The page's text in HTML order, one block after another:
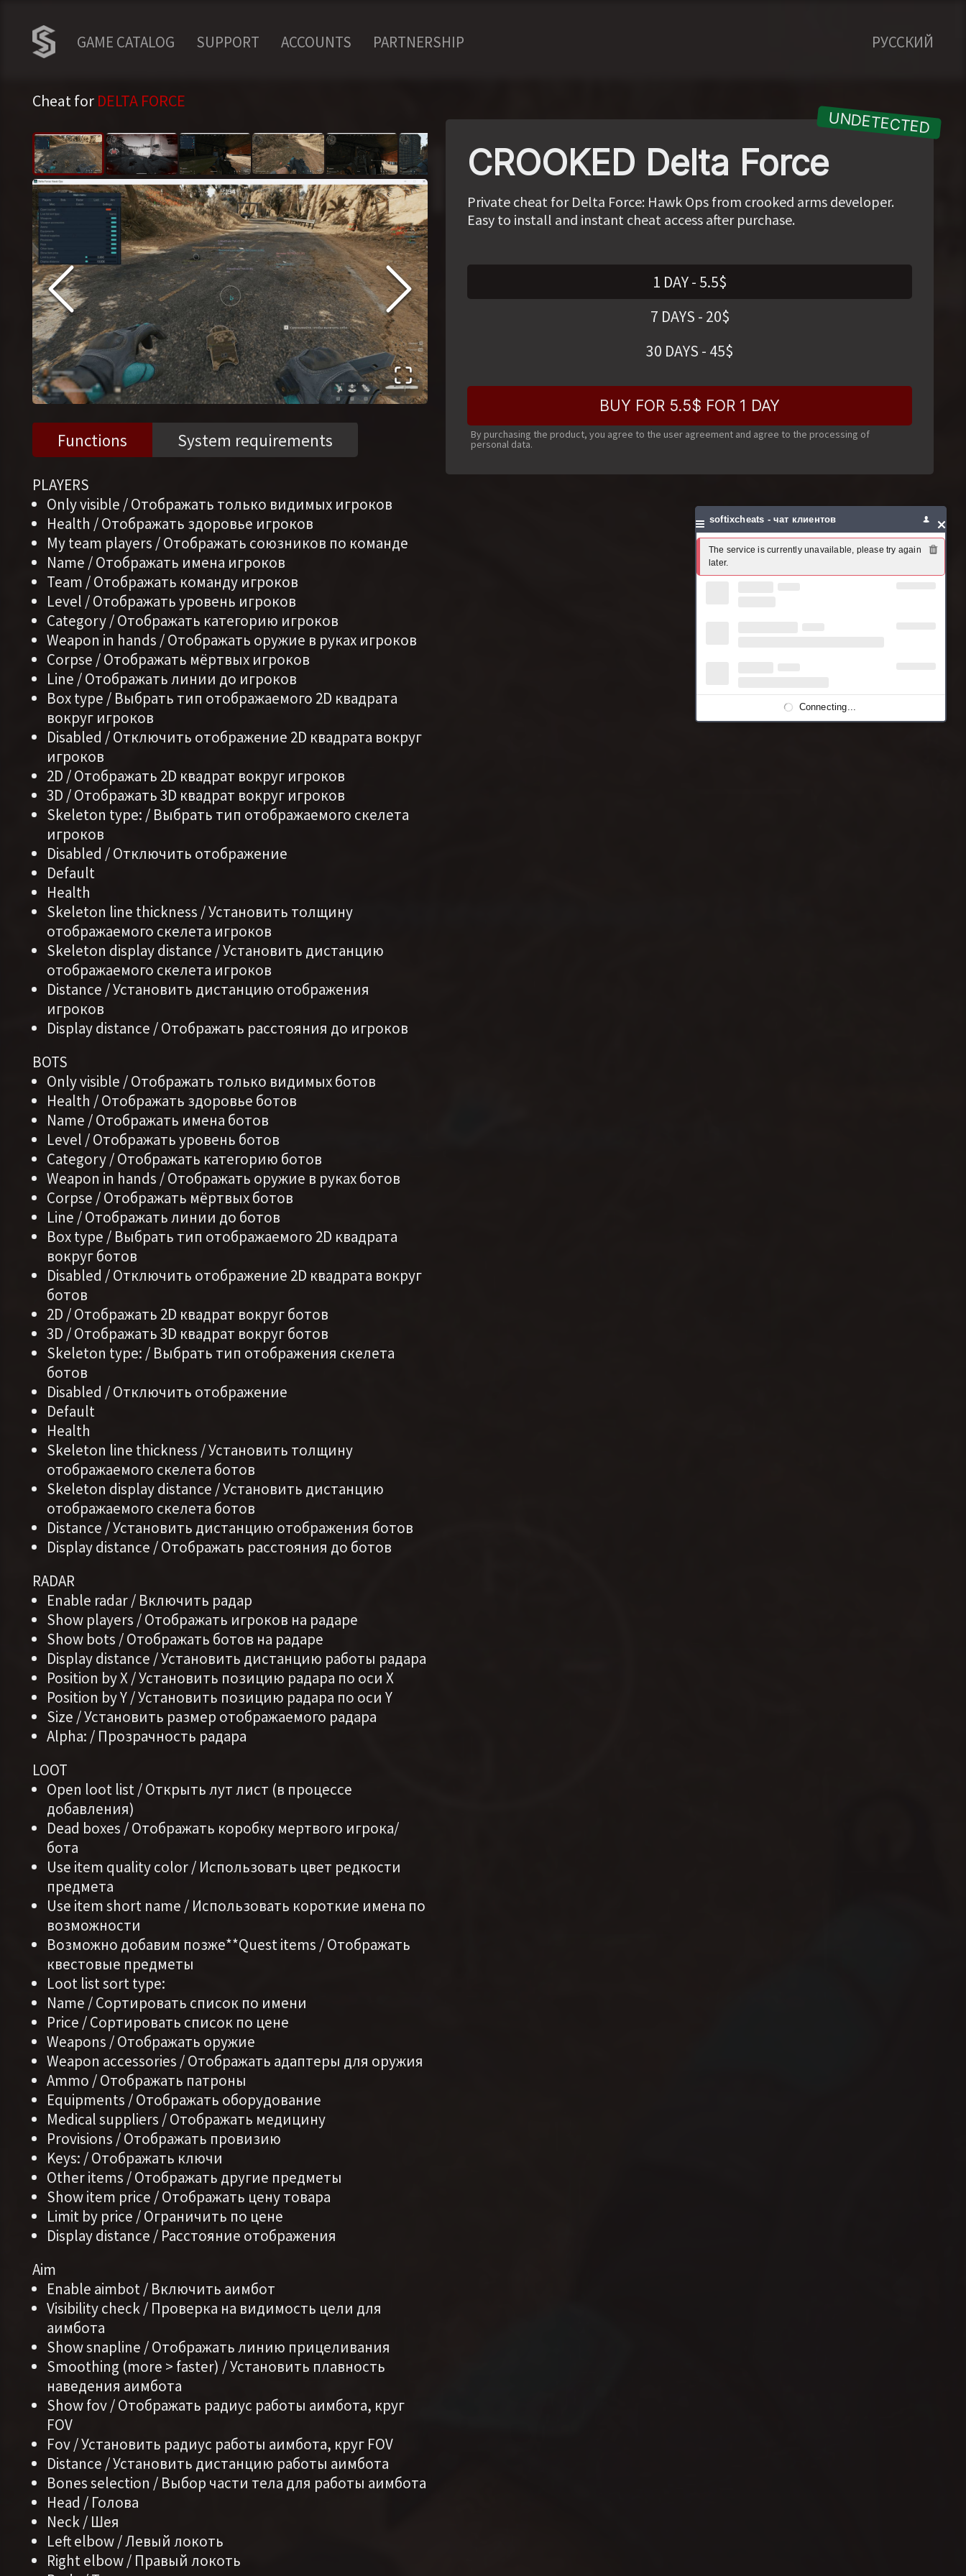
GAME CATALOG SUPPORT ACCOUNTS PARTNERSHIP РУССКИЙ
Cheat for DELTA FORCE
Functions System requirements
PLAYERS
Only visible / Отображать только видимых игроков
Health / Отображать здоровье игроков
My team players / Отображать союзников по команде
Name / Отображать имена игроков
Team / Отображать команду игроков
Level / Отображать уровень игроков
Category / Отображать категорию игроков
Weapon in hands / Отображать оружие в руках игроков
Corpse / Отображать мёртвых игроков
Line / Отображать линии до игроков
Box type / Выбрать тип отображаемого 2D квадрата
вокруг игроков
Disabled / Отключить отображение 2D квадрата вокруг
игроков
2D / Отображать 2D квадрат вокруг игроков
3D / Отображать 3D квадрат вокруг игроков
Skeleton type: / Выбрать тип отображаемого скелета
игроков
Disabled / Отключить отображение
Default
Health
Skeleton line thickness / Установить толщину
отображаемого скелета игроков
Skeleton display distance / Установить дистанцию
отображаемого скелета игроков
Distance / Установить дистанцию отображения
игроков
Display distance / Отображать расстояния до игроков
BOTS
Only visible / Отображать только видимых ботов
Health / Отображать здоровье ботов
Name / Отображать имена ботов
Level / Отображать уровень ботов
Category / Отображать категорию ботов
Weapon in hands / Отображать оружие в руках ботов
Corpse / Отображать мёртвых ботов
Line / Отображать линии до ботов
Box type / Выбрать тип отображаемого 2D квадрата
вокруг ботов
Disabled / Отключить отображение 2D квадрата вокруг
ботов
2D / Отображать 2D квадрат вокруг ботов
3D / Отображать 3D квадрат вокруг ботов
Skeleton type: / Выбрать тип отображения скелета
ботов
Disabled / Отключить отображение
Default
Health
Skeleton line thickness / Установить толщину
отображаемого скелета ботов
Skeleton display distance / Установить дистанцию
отображаемого скелета ботов
Distance / Установить дистанцию отображения ботов
Display distance / Отображать расстояния до ботов
RADAR
Enable radar / Включить радар
Show players / Отображать игроков на радаре
Show bots / Отображать ботов на радаре
Display distance / Установить дистанцию работы радара
Position by X / Установить позицию радара по оси X
Position by Y / Установить позицию радара по оси Y
Size / Установить размер отображаемого радара
Alpha: / Прозрачность радара
LOOT
Open loot list / Открыть лут лист (в процессе
добавления)
Dead boxes / Отображать коробку мертвого игрока/
бота
Use item quality color / Использовать цвет редкости
предмета
Use item short name / Использовать короткие имена по
возможности
Возможно добавим позже**Quest items / Отображать
квестовые предметы
Loot list sort type:
Name / Сортировать список по имени
Price / Сортировать список по цене
Weapons / Отображать оружие
Weapon accessories / Отображать адаптеры для оружия
Ammo / Отображать патроны
Equipments / Отображать оборудование
Medical suppliers / Отображать медицину
Provisions / Отображать провизию
Keys: / Отображать ключи
Other items / Отображать другие предметы
Show item price / Отображать цену товара
Limit by price / Ограничить по цене
Display distance / Расстояние отображения
Aim
Enable aimbot / Включить аимбот
Visibility check / Проверка на видимость цели для
аимбота
Show snapline / Отображать линию прицеливания
Smoothing (more > faster) / Установить плавность
наведения аимбота
Show fov / Отображать радиус работы аимбота, круг
FOV
Fov / Установить радиус работы аимбота, круг FOV
Distance / Установить дистанцию работы аимбота
Bones selection / Выбор части тела для работы аимбота
Head / Голова
Neck / Шея
Left elbow / Левый локоть
Right elbow / Правый локоть
CROOKED Delta Force
Private cheat for Delta Force: Hawk Ops from crooked arms developer.
Easy to install and instant cheat access after purchase.
1 DAY- 5.5$
7 DAYS - 20$
30 DAYS - 45$
BUY FOR 5.5$ FOR 1 DAY
By purchasing the product, you agree to the user agreement and agree to the processing of
personal data.
softixcheats - чат клиентов
The service is currently unavailable, please try again
later.
Connecting...